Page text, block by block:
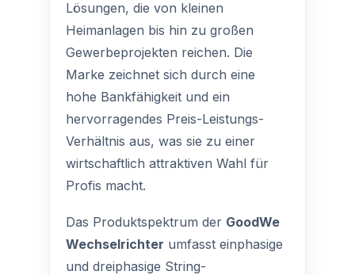
Lösungen, die von kleinen
Heimanlagen bis hin zu großen
Gewerbeprojekten reichen. Die
Marke zeichnet sich durch eine
hohe Bankfähigkeit und ein
hervorragendes Preis-Leistungs-
Verhältnis aus, was sie zu einer
wirtschaftlich attraktiven Wahl für
Profis macht.
Das Produktspektrum der GoodWe
Wechselrichter umfasst einphasige
und dreiphasige String-